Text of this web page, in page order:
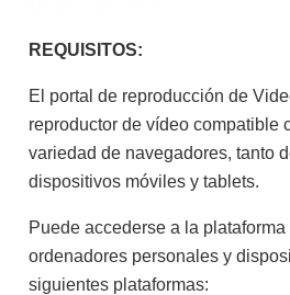
REQUISITOS:
El portal de reproducción de
reproductor de vídeo compatible
variedad de navegadores, tanto
dispositivos móviles y tablets.
Puede accederse a la
ordenadores personales y
siguientes plataformas: